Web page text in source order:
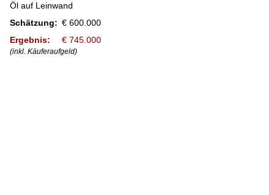
Öl auf Leinwand
Schätzung: € 600.000
Ergebnis:
€ 745.000
(inkl. Käuferaufgeld)